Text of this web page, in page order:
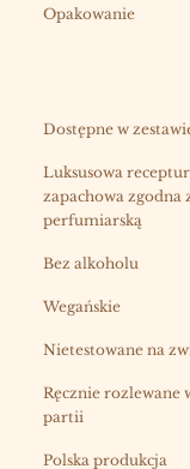
Opakowanie
Dostępne w
Luksusowa
zapachowa zgodna
perfumiarską
Bez alkoholu
Wegańskie
Nietestowane na
Ręcznie rozlewane
partii
Polska produkcja